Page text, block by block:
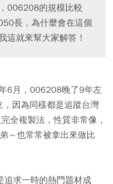
006208的規模比較
長，為什麼會在這個
這就來幫大家解答！
6月，006208晚了9年左
因為同樣都是追蹤台灣
全複製法，性質非常像，
～也常常被拿出來做比
追求一時的熱門題材成